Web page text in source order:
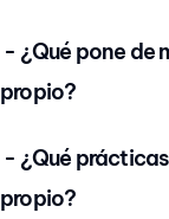
- ¿Qué pone de
propio?
- ¿Qué
propio?